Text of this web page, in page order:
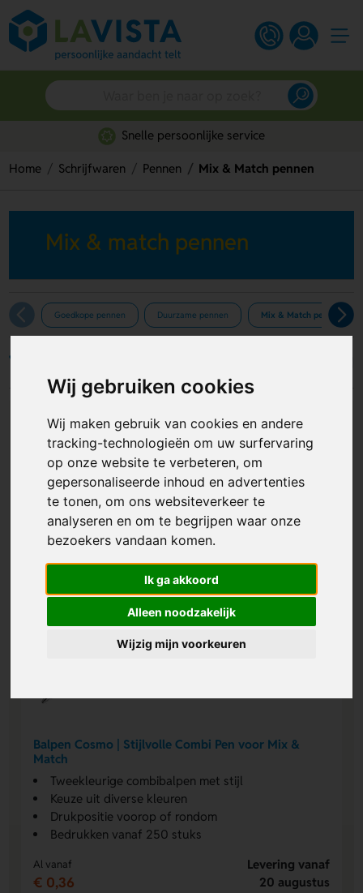
Wij gebruiken cookies
Wij maken gebruik van cookies en andere
tracking-technologieën om uw surfervaring
op onze website te verbeteren, om
gepersonaliseerde inhoud en advertenties
te tonen, om ons websiteverkeer te
analyseren en om te begrijpen waar onze
bezoekers vandaan komen.
Ik ga akkoord
Alleen noodzakelijk
Wijzig mijn voorkeuren
Snelle persoonlijke service
Home Schrijfwaren Pennen Mix & Match pennen
Mix & match pennen
Goedkope pennen Duurzame pennen Mix & Match pennen
Balpen Cosmo | Stijlvolle Combi Pen voor Mix &
Match
Tweekleurige combibalpen met stijl
Keuze uit diverse kleuren
Drukpositie voorop of rondom
Bedrukken vanaf 250 stuks
Al vanaf
€ 0,36
Levering vanaf
20 augustus